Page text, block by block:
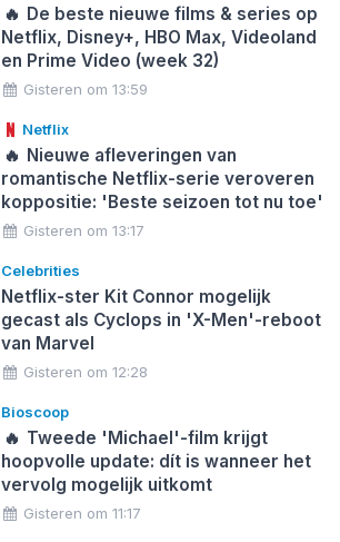
🔥 De beste nieuwe films & series op
Netflix, Disney+, HBO Max, Videoland
en Prime Video (week 32)
Gisteren om 13:59
Netflix
🔥 Nieuwe afleveringen van
romantische Netflix-serie veroveren
koppositie: 'Beste seizoen tot nu toe'
Gisteren om 13:17
Celebrities
Netflix-ster Kit Connor mogelijk
gecast als Cyclops in 'X-Men'-reboot
van Marvel
Gisteren om 12:28
Bioscoop
🔥 Tweede 'Michael'-film krijgt
hoopvolle update: dít is wanneer het
vervolg mogelijk uitkomt
Gisteren om 11:17